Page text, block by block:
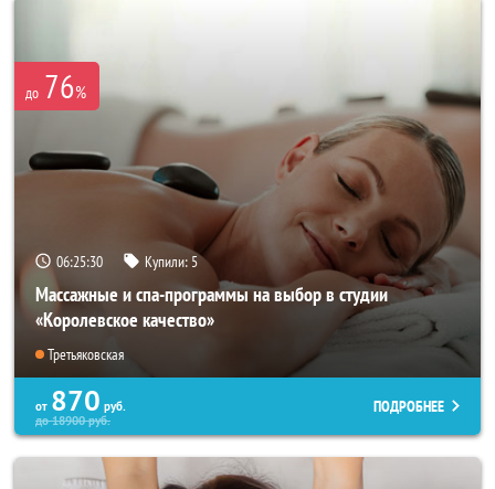
до 76%
06:25:26 Купили: 5
Массажные и спа-программы на выбор в студии
«Королевское качество»
Третьяковская
от 870 руб.
до18900руб.
ПОДРОБНЕЕ